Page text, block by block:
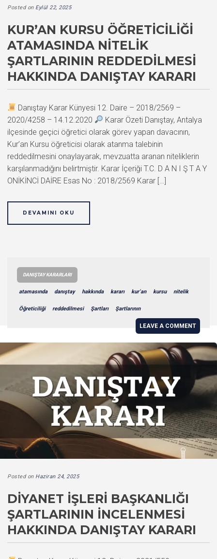
Posted on Eylül 22, 2025
KUR’AN KURSU ÖĞRETICILIĞI
ATAMASINDA NITELIK
ŞARTLARININ REDDEDILMESI
HAKKINDA DANIŞTAY KARARI
Danıştay Karar Künyesi 12. Daire – 2018/2569 –
2020/4258 – 14.12.2020
Karar Özeti Danıştay, Antalya
ilçesinde geçici öğretici olarak görev yapan davacının,
Kur’an Kursu öğreticisi olarak atanma talebinin
reddedilmesini onaylayarak, mevzuatta aranan niteliklerin
karşılanmadığını belirtmiştir. Karar İçeriği T.C. D A N I Ş T A Y
ONİKİNCİ DAİRE Esas No : 2018/2569 Karar […]
DEVAMINI OKU
DANIŞTAY KARARLARI
atamasında danıştay hakkında kararı kur’an kursu nitelik
Öğreticiliği reddedilmesi Şartları Şartlarının
LEAVE A COMMENT
Posted on Haziran 24, 2025
DIYANET İŞLERI BAŞKANLIĞI
ŞARTLARININ İNCELENMESI
HAKKINDA DANIŞTAY KARARI